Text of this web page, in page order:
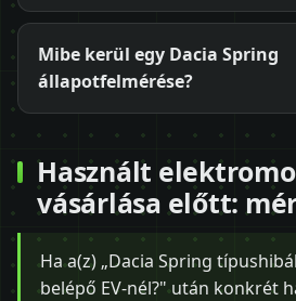
Mibe kerül egy Dacia Spring
állapotfelmérése?
Használt
vásárlása előtt:
Ha a(z) „Dacia Spring
belépő EV-nél?" után konkrét